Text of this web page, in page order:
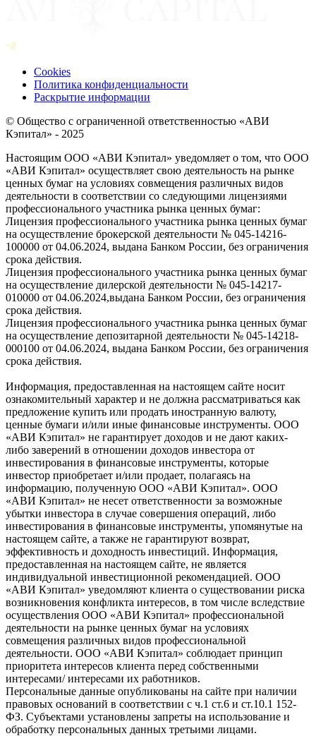
Cookies
Политика конфиденциальности
Раскрытие информации
© Общество с ограниченной ответственностью «АВИ
Кэпитал» - 2025
Настоящим ООО «АВИ Кэпитал» уведомляет о том, что ООО
«АВИ Кэпитал» осуществляет свою деятельность на рынке
ценных бумаг на условиях совмещения различных видов
деятельности в соответствии со следующими лицензиями
профессионального участника рынка ценных бумаг:
Лицензия профессионального участника рынка ценных бумаг
на осуществление брокерской деятельности № 045-14216-
100000 от 04.06.2024, выдана Банком России, без ограничения
срока действия.
Лицензия профессионального участника рынка ценных бумаг
на осуществление дилерской деятельности № 045-14217-
010000 от 04.06.2024,выдана Банком России, без ограничения
срока действия.
Лицензия профессионального участника рынка ценных бумаг
на осуществление депозитарной деятельности № 045-14218-
000100 от 04.06.2024, выдана Банком России, без ограничения
срока действия.
Информация, предоставленная на настоящем сайте носит
ознакомительный характер и не должна рассматриваться как
предложение купить или продать иностранную валюту,
ценные бумаги и/или иные финансовые инструменты. ООО
«АВИ Кэпитал» не гарантирует доходов и не дают каких-
либо заверений в отношении доходов инвестора от
инвестирования в финансовые инструменты, которые
инвестор приобретает и/или продает, полагаясь на
информацию, полученную ООО «АВИ Кэпитал». ООО
«АВИ Кэпитал» не несет ответственности за возможные
убытки инвестора в случае совершения операций, либо
инвестирования в финансовые инструменты, упомянутые на
настоящем сайте, а также не гарантируют возврат,
эффективность и доходность инвестиций. Информация,
предоставленная на настоящем сайте, не является
индивидуальной инвестиционной рекомендацией. ООО
«АВИ Кэпитал» уведомляют клиента о существовании риска
возникновения конфликта интересов, в том числе вследствие
осуществления ООО «АВИ Кэпитал» профессиональной
деятельности на рынке ценных бумаг на условиях
совмещения различных видов профессиональной
деятельности. ООО «АВИ Кэпитал» соблюдает принцип
приоритета интересов клиента перед собственными
интересами/ интересами их работников.
Персональные данные опубликованы на сайте при наличии
правовых оснований в соответствии с ч.1 ст.6 и ст.10.1 152-
ФЗ. Субъектами установлены запреты на использование и
обработку персональных данных третьими лицами.